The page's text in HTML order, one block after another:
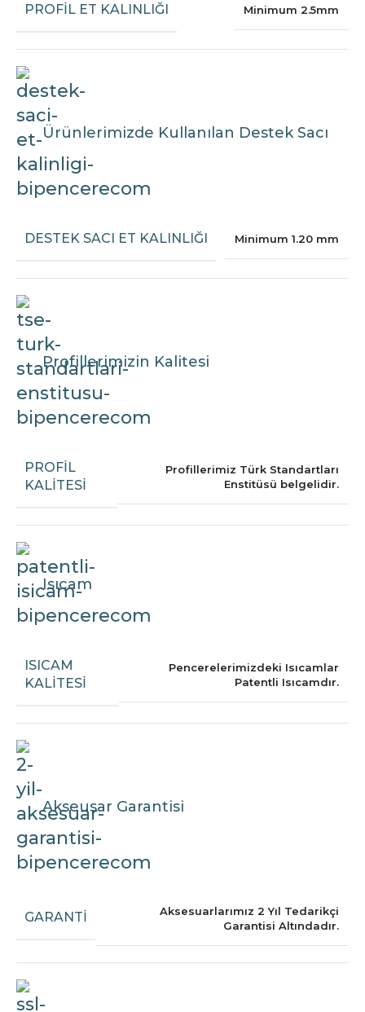
PROFIL ET KALINLIĞI Minimum 2.5mm
Ürünlerimizde Kullanılan Destek Sacı
DESTEK SACI ET KALINLIĞI Minimum 1.20 mm
Profillerimizin Kalitesi
PROFIL
KALITESI
Profillerimiz Türk Standartları
Enstitüsü belgelidir.
Isıcam
ISICAM
KALITESI
Pencerelerimizdeki Isıcamlar
Patentli Isıcamdır.
Akseusar Garantisi
GARANTI
Aksesuarlarımız 2 Yıl Tedarikçi
Garantisi Altındadır.